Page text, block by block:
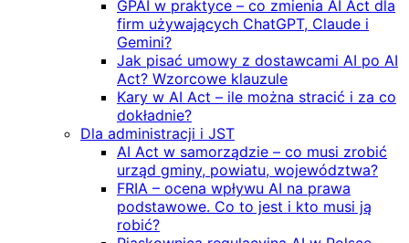
GPAI w praktyce – co zmienia AI Act dla
firm używających ChatGPT, Claude i
Gemini?
Jak pisać umowy z dostawcami AI po AI
Act? Wzorcowe klauzule
Kary w AI Act – ile można stracić i za co
dokładnie?
Dla administracji i JST
AI Act w samorządzie – co musi zrobić
urząd gminy, powiatu, województwa?
FRIA – ocena wpływu AI na prawa
podstawowe. Co to jest i kto musi ją
robić?